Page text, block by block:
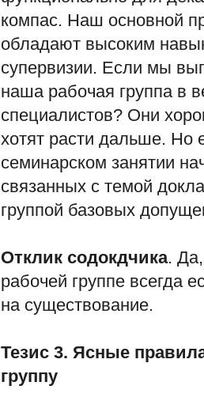
компас. Наш основной
обладают высоким
супервизии. Если мы
наша рабочая группа в
специалистов? Они
хотят расти дальше. Но
семинарском занятии
связанных с темой
группой базовых
Отклик содокдчика.
рабочей группе всегда
на существование.
Тезис 3. Ясные
группу